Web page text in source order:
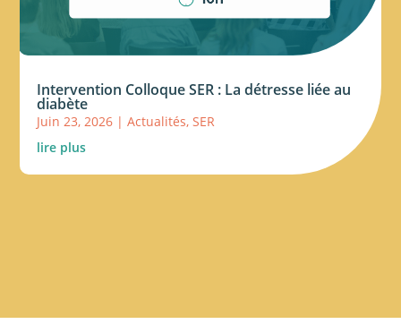
Intervention Colloque SER : La détresse liée au
diabète
Juin 23, 2026 |Actualités,SER
lire plus